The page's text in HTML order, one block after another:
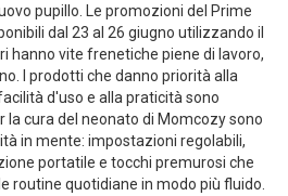
pupillo. Le promozioni del Prime
dal 23 al 26 giugno utilizzando il
hanno vite frenetiche piene di lavoro,
I prodotti che danno priorità alla
d'uso e alla praticità sono
la cura del neonato di Momcozy sono
in mente: impostazioni regolabili,
portatile e tocchi premurosi che
routine quotidiane in modo più fluido.